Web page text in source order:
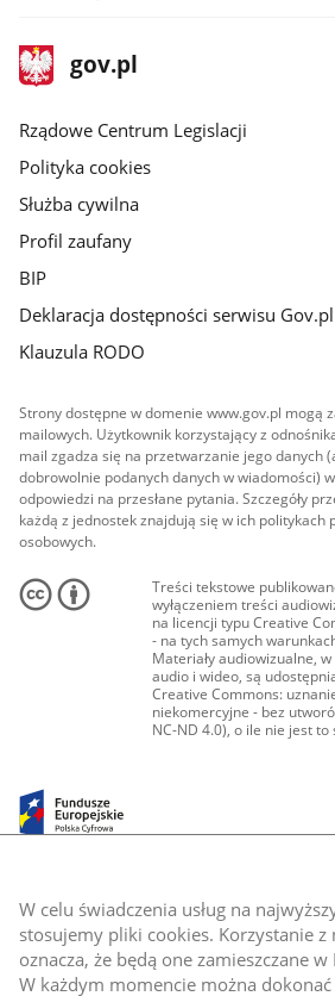
W celu świadczenia usług na
stosujemy pliki cookies. Korzystanie z
oznacza, że będą one zamieszczane
W każdym momencie można
stopka
gov.plStrona
gov.pl
Rządowe Centrum Legislacji
Polityka cookies
Służba cywilna
Profil zaufany
BIP
Deklaracja dostępności serwisu Gov.pl
Klauzula RODO
Strony dostępne w domenie www.gov.pl mogą
mailowych. Użytkownik korzystający z
mail zgadza się na przetwarzanie jego danych
dobrowolnie podanych danych w wiadomości)
odpowiedzi na przesłane pytania. Szczegóły
każdą z jednostek znajdują się w ich politykach
osobowych.
Treści tekstowe
wyłączeniem treści
na licencji typu Creative
- na tych samych
Materiały audiowizualne,
audio i wideo, są
Creative Commons:
niekomercyjne - bez
NC-ND 4.0), o ile nie jest